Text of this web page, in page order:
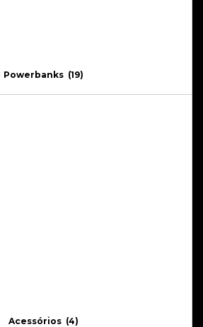
Powerbanks (19)
Acessórios (4)